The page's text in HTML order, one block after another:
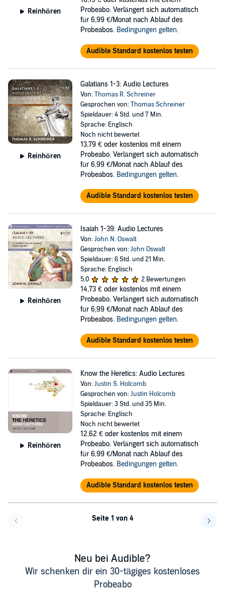
Reinhören
Probeabo. Verlängert sich automatisch
für 6,99 €/Monat nach Ablauf des
Probeabos. Bedingungen gelten.
Audible Standard kostenlos testen
Reinhören
Galatians 1-3: Audio Lectures
Von:Thomas R. Schreiner
Gesprochen von:Thomas Schreiner
Spieldauer: 4 Std. und 7 Min.
Sprache: Englisch
Noch nicht bewertet
13,79 € oder kostenlos mit einem
Probeabo. Verlängert sich automatisch
für 6,99 €/Monat nach Ablauf des
Probeabos. Bedingungen gelten.
Audible Standard kostenlos testen
Reinhören
Isaiah 1-39: Audio Lectures
Von:John N. Oswalt
Gesprochen von:John Oswalt
Spieldauer: 6 Std. und 21 Min.
Sprache: Englisch
5,0
2 Bewertungen
14,73 € oder kostenlos mit einem
Probeabo. Verlängert sich automatisch
für 6,99 €/Monat nach Ablauf des
Probeabos. Bedingungen gelten.
Audible Standard kostenlos testen
Reinhören
Know the Heretics: Audio Lectures
Von:Justin S. Holcomb
Gesprochen von:Justin Holcomb
Spieldauer: 3 Std. und 35 Min.
Sprache: Englisch
Noch nicht bewertet
12,62 € oder kostenlos mit einem
Probeabo. Verlängert sich automatisch
für 6,99 €/Monat nach Ablauf des
Probeabos. Bedingungen gelten.
Audible Standard kostenlos testen
Seite 1 von 4
Neu bei Audible?
Wir schenken dir ein 30-tägiges kostenloses
Probeabo